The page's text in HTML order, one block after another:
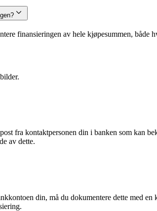
finansieringen av hele kjøpesummen,
fra kontaktpersonen din i banken som kan
av dette.
din, må du dokumentere dette med